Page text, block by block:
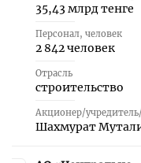
35,43 млрд тенге
Персонал, человек
2 842 человек
Отрасль
строительство
Акционер/
Шахмурат